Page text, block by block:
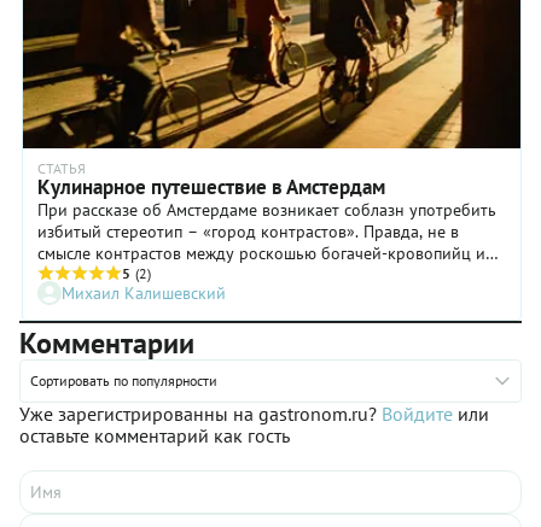
СТАТЬЯ
Кулинарное путешествие в Амстердам
При рассказе об Амстердаме возникает соблазн употребить
избитый стереотип – «город контрастов». Правда, не в
смысле контрастов между роскошью богачей-кровопийц и
нищетой трудящихся. Как раз таких контрастов в
Амстердаме, да и вообще, в Нидерландах, практически нет.
Речь идет, скорее, о контрасте между традиционной,
национальной формой и модернистским, космополитичным
наполнением.
5 (2)
Михаил Калишевский
Комментарии
Сортировать по популярности
Уже зарегистрированны на gastronom.ru? Войдите или
оставьте комментарий как гость